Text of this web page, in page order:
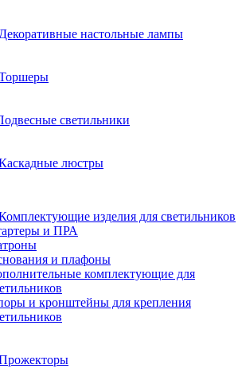
Декоративные настольные лампы
светильники
люстры
изделия для светильников
и ПРА
и плафоны
комплектующие для
и кронштейны для крепления